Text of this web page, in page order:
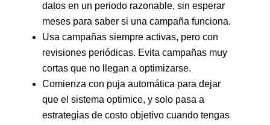
datos en un periodo razonable, sin esperar
meses para saber si una campaña funciona.
Usa campañas siempre activas, pero con
revisiones periódicas. Evita campañas muy
cortas que no llegan a optimizarse.
Comienza con puja automática para dejar
que el sistema optimice, y solo pasa a
estrategias de costo objetivo cuando tengas